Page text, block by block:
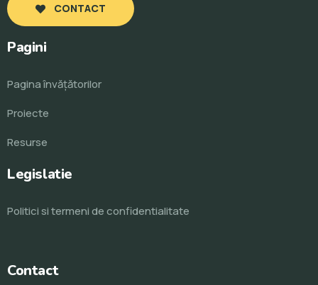
CONTACT
Pagini
Pagina învăţătorilor
Proiecte
Resurse
Legislatie
Politici si termeni de confidentialitate
Contact